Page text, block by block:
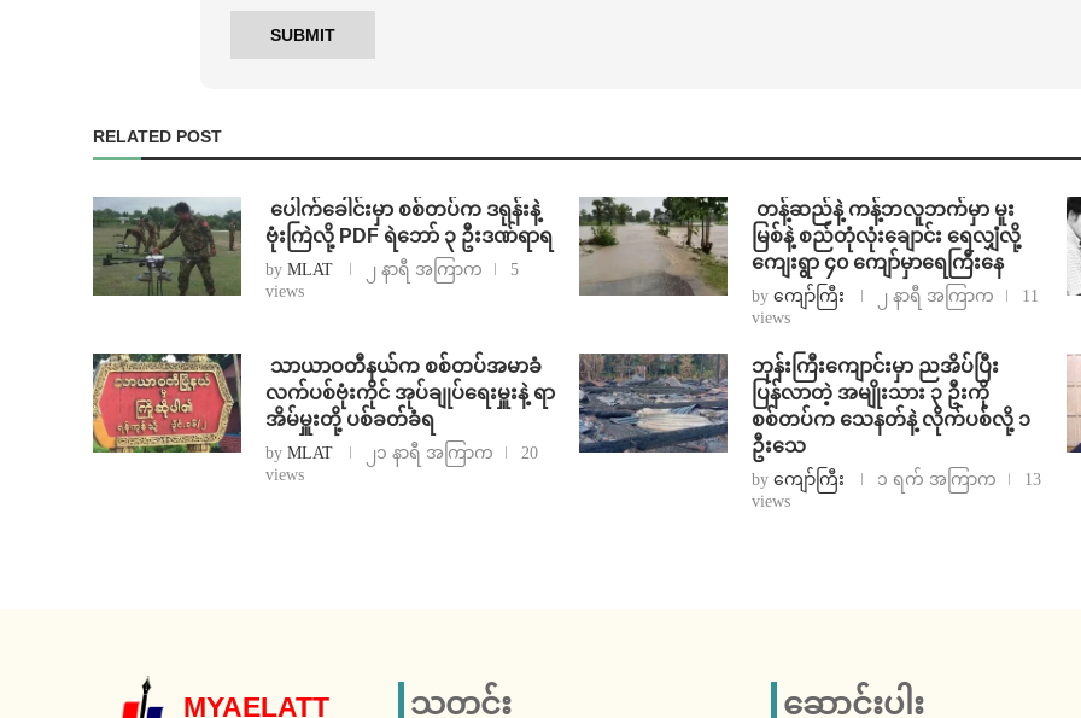
RELATED POST
⁩ ⁨ပေါက်ခေါင်းမှာ စစ်တပ်က ဒရုန်းနဲ့
ဗုံးကြဲလို့ PDF ရဲဘော် ၃ ဦးဒဏ်ရာရ
by MLAT ၂ နာရီ အကြာက
5
views
⁩ ⁨တန့်ဆည်နဲ့ ကန့်ဘလူဘက်မှာ မူး
မြစ်နဲ့ စည်တုံလုံးချောင်း ရေလျှံလို့
ကျေးရွာ ၄၀ ကျော်မှာရေကြီးနေ
by ကျော်ကြီး ၂ နာရီ အကြာက
11
views
⁩ ⁨သာယာဝတီနယ်က စစ်တပ်အမာခံ
လက်ပစ်ဗုံးကိုင် အုပ်ချုပ်ရေးမှူးနဲ့ ရာ
အိမ်မှူးတို့ ပစ်ခတ်ခံရ
by MLAT ၂၁ နာရီ အကြာက
20
views
ဘုန်းကြီးကျောင်းမှာ ညအိပ်ပြီး
ပြန်လာတဲ့ အမျိုးသား ၃ ဦးကို
စစ်တပ်က သေနတ်နဲ့ လိုက်ပစ်လို့ ၁
ဦးသေ
by ကျော်ကြီး ၁ ရက် အကြာက
13
views
MYAELATT သတင်း ဆောင်းပါး